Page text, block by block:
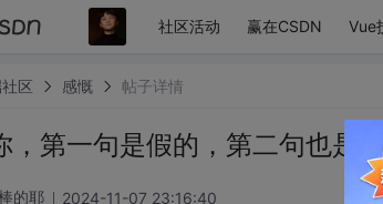
社区活动 赢在CSDN Vue
区 感慨 帖子详情
，第一句是假的，第二句也是
的耶 2024-11-07 23:16:40